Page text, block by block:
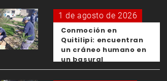
1 de agosto de 2026
Conmoción en
Quitilipi: encuentran
un cráneo humano en
un basural